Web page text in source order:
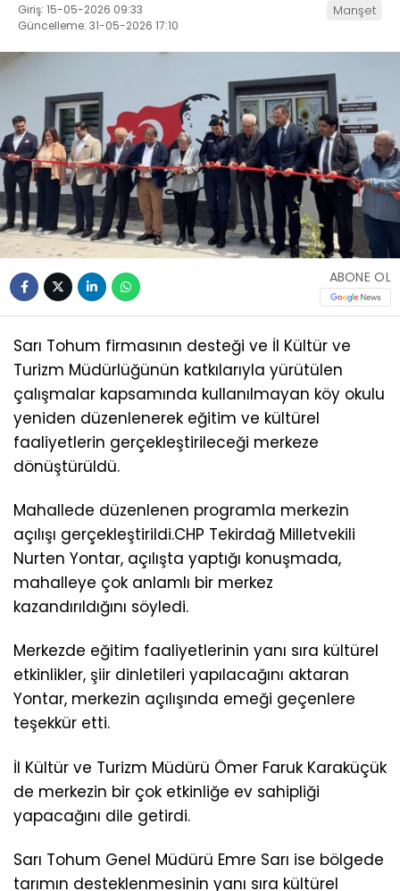
Giriş: 15-05-2026 09:33
Güncelleme: 31-05-2026 17:10
Manşet
ABONE OL
Sarı Tohum firmasının desteği ve İl Kültür ve
Turizm Müdürlüğünün katkılarıyla yürütülen
çalışmalar kapsamında kullanılmayan köy okulu
yeniden düzenlenerek eğitim ve kültürel
faaliyetlerin gerçekleştirileceği merkeze
dönüştürüldü.
Mahallede düzenlenen programla merkezin
açılışı gerçekleştirildi.CHP Tekirdağ Milletvekili
Nurten Yontar, açılışta yaptığı konuşmada,
mahalleye çok anlamlı bir merkez
kazandırıldığını söyledi.
Merkezde eğitim faaliyetlerinin yanı sıra kültürel
etkinlikler, şiir dinletileri yapılacağını aktaran
Yontar, merkezin açılışında emeği geçenlere
teşekkür etti.
İl Kültür ve Turizm Müdürü Ömer Faruk Karaküçük
de merkezin bir çok etkinliğe ev sahipliği
yapacağını dile getirdi.
Sarı Tohum Genel Müdürü Emre Sarı ise bölgede
tarımın desteklenmesinin yanı sıra kültürel